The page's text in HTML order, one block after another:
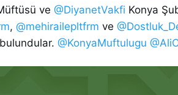
ve @DiyanetVakfi Konya
, @mehirailepltfrm ve
@KonyaMuftulugu